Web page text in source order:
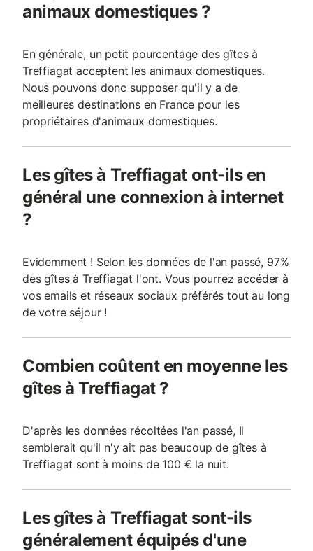
animaux domestiques ?
En générale, un petit pourcentage des gîtes à
Treffiagat acceptent les animaux domestiques.
Nous pouvons donc supposer qu'il y a de
meilleures destinations en France pour les
propriétaires d'animaux domestiques.
Les gîtes à Treffiagat ont-ils en
général une connexion à internet
?
Evidemment ! Selon les données de l'an passé, 97%
des gîtes à Treffiagat l'ont. Vous pourrez accéder à
vos emails et réseaux sociaux préférés tout au long
de votre séjour !
Combien coûtent en moyenne les
gîtes à Treffiagat ?
D'après les données récoltées l'an passé, Il
semblerait qu'il n'y ait pas beaucoup de gîtes à
Treffiagat sont à moins de 100 € la nuit.
Les gîtes à Treffiagat sont-ils
généralement équipés d'une